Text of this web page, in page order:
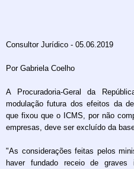
Consultor Jurídico - 05.06.2019
Por Gabriela Coelho
A Procuradoria-Geral da
modulação futura dos efeitos da
que fixou que o ICMS, por não
empresas, deve ser excluído da
"As considerações feitas pelos
haver fundado receio de